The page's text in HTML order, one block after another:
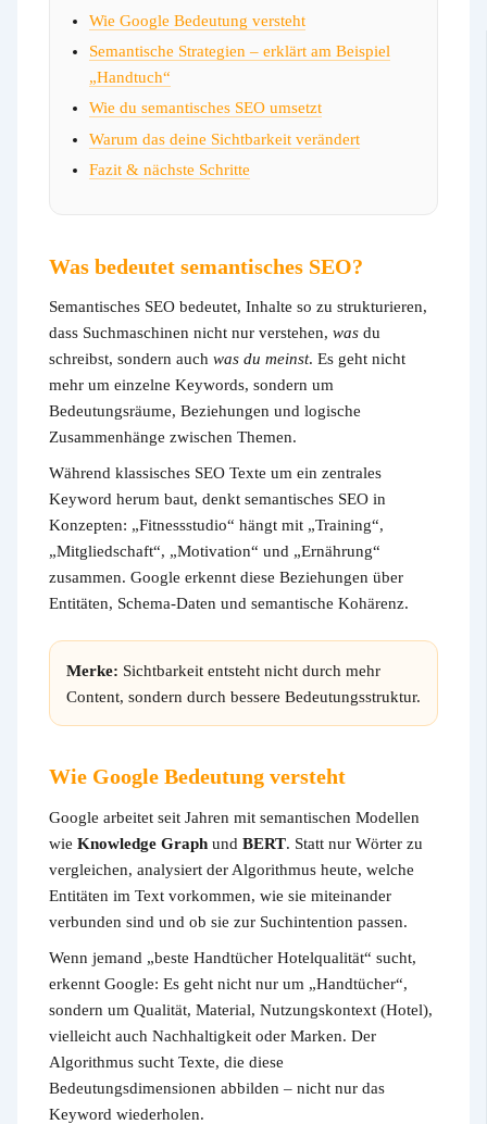
Wie Google Bedeutung versteht
Semantische Strategien – erklärt am Beispiel
„Handtuch“
Wie du semantisches SEO umsetzt
Warum das deine Sichtbarkeit verändert
Fazit & nächste Schritte
Was bedeutet semantisches SEO?
Semantisches SEO bedeutet, Inhalte so zu strukturieren,
dass Suchmaschinen nicht nur verstehen,was du
schreibst, sondern auchwas du meinst. Es geht nicht
mehr um einzelne Keywords, sondern um
Bedeutungsräume, Beziehungen und logische
Zusammenhänge zwischen Themen.
Während klassisches SEO Texte um ein zentrales
Keyword herum baut, denkt semantisches SEO in
Konzepten: „Fitnessstudio“ hängt mit „Training“,
„Mitgliedschaft“, „Motivation“ und „Ernährung“
zusammen. Google erkennt diese Beziehungen über
Entitäten, Schema-Daten und semantische Kohärenz.
Merke: Sichtbarkeit entsteht nicht durch mehr
Content, sondern durch bessere Bedeutungsstruktur.
Wie Google Bedeutung versteht
Google arbeitet seit Jahren mit semantischen Modellen
wieKnowledge Graph undBERT. Statt nur Wörter zu
vergleichen, analysiert der Algorithmus heute, welche
Entitäten im Text vorkommen, wie sie miteinander
verbunden sind und ob sie zur Suchintention passen.
Wenn jemand „beste Handtücher Hotelqualität“ sucht,
erkennt Google: Es geht nicht nur um „Handtücher“,
sondern um Qualität, Material, Nutzungskontext (Hotel),
vielleicht auch Nachhaltigkeit oder Marken. Der
Algorithmus sucht Texte, die diese
Bedeutungsdimensionen abbilden – nicht nur das
Keyword wiederholen.